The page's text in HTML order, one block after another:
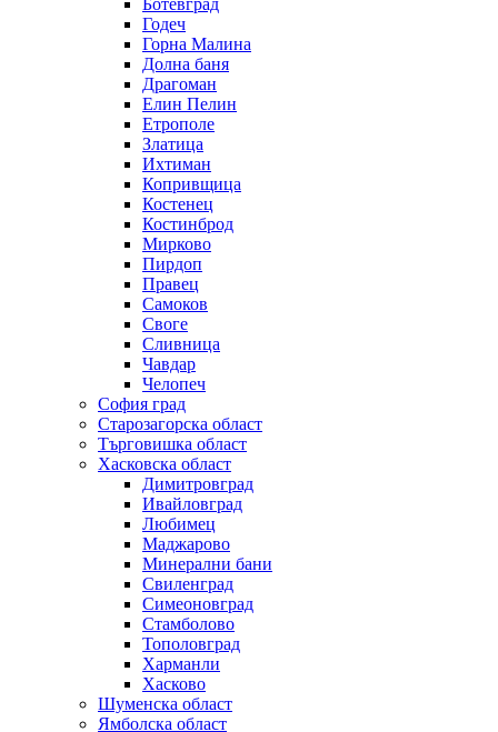
Ботевград
Годеч
Горна Малина
Долна баня
Драгоман
Елин Пелин
Етрополе
Златица
Ихтиман
Копривщица
Костенец
Костинброд
Мирково
Пирдоп
Правец
Самоков
Своге
Сливница
Чавдар
Челопеч
София град
Старозагорска област
Търговишка област
Хасковска област
Димитровград
Ивайловград
Любимец
Маджарово
Минерални бани
Свиленград
Симеоновград
Стамболово
Тополовград
Харманли
Хасково
Шуменска област
Ямболска област